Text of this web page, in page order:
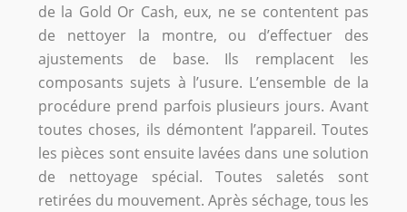
de la Gold Or Cash, eux, ne se contentent pas
de nettoyer la montre, ou d’effectuer des
ajustements de base. Ils remplacent les
composants sujets à l’usure. L’ensemble de la
procédure prend parfois plusieurs jours. Avant
toutes choses, ils démontent l’appareil. Toutes
les pièces sont ensuite lavées dans une solution
de nettoyage spécial. Toutes saletés sont
retirées du mouvement. Après séchage, tous les